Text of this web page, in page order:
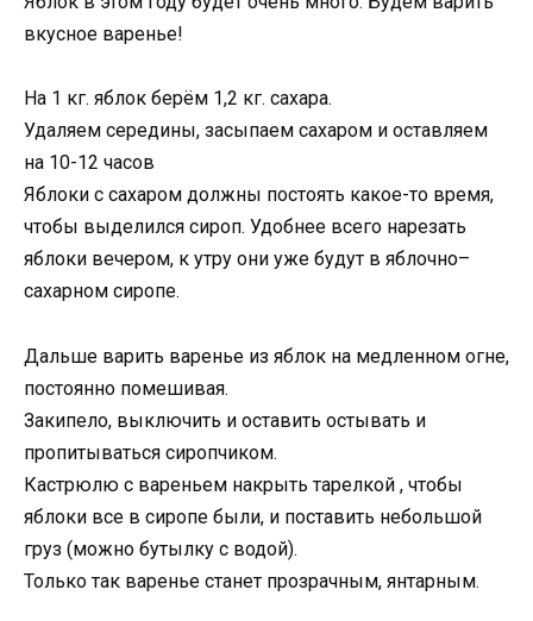
вкусное варенье!
На 1 кг. яблок берём 1,2 кг. сахара.
Удаляем середины, засыпаем сахаром и оставляем
на 10-12 часов
Яблоки с сахаром должны постоять какое-то время,
чтобы выделился сироп. Удобнее всего нарезать
яблоки вечером, к утру они уже будут в яблочно–
сахарном сиропе.
Дальше варить варенье из яблок на медленном огне,
постоянно помешивая.
Закипело, выключить и оставить остывать и
пропитываться сиропчиком.
Кастрюлю с вареньем накрыть тарелкой , чтобы
яблоки все в сиропе были, и поставить небольшой
груз (можно бутылку с водой).
Только так варенье станет прозрачным, янтарным.